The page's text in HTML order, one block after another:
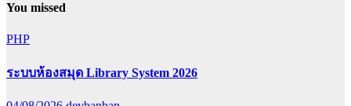
You missed
PHP
ระบบห้องสมุด Library System 2026